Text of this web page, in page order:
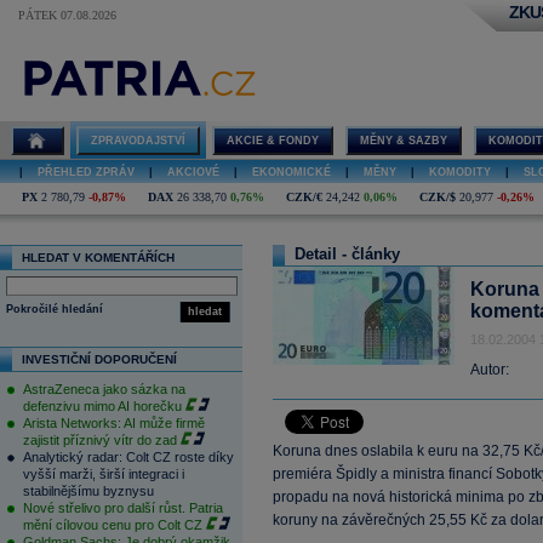
PÁTEK 07.08.2026
ZPRAVODAJSTVÍ AKCIE & FONDY MĚNY & SAZBY
PŘEHLED ZPRÁV AKCIOVÉ EKONOMICKÉ MĚNY KOMODITY
PX 2 780,79 -0,87% DAX 26 338,70 0,76% CZK/€ 24,242 0,06% CZK/$ 20,977 -0,26%
HLEDAT V KOMENTÁŘÍCH
hledat
Pokročilé hledání
INVESTIČNÍ DOPORUČENÍ
AstraZeneca jako sázka na
defenzivu mimo AI horečku
Arista Networks: AI může firmě
zajistit příznivý vítr do zad
Analytický radar: Colt CZ roste díky
vyšší marži, širší integraci i
stabilnějšímu byznysu
Nové střelivo pro další růst. Patria
mění cílovou cenu pro Colt CZ
Detail - články
18.02.2004
Autor:
Koruna dnes oslabila k euru na 32,75
premiéra Špidly a ministra financí
propadu na nová historická minima po
koruny na závěrečných 25,55 Kč za